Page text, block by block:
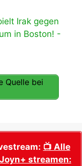
Irak gegen
in Boston! -
Quelle bei
📺 Alle
streamen: